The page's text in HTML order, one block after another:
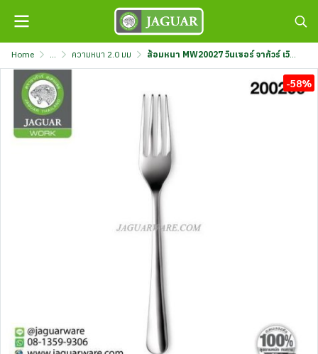
Home ... ความหนา 2.0 มม ส้อมหนา MW20027 วินเซอร์ จากัวร์ เวิร์ค @12 K707/27-2-F-JG
-58%